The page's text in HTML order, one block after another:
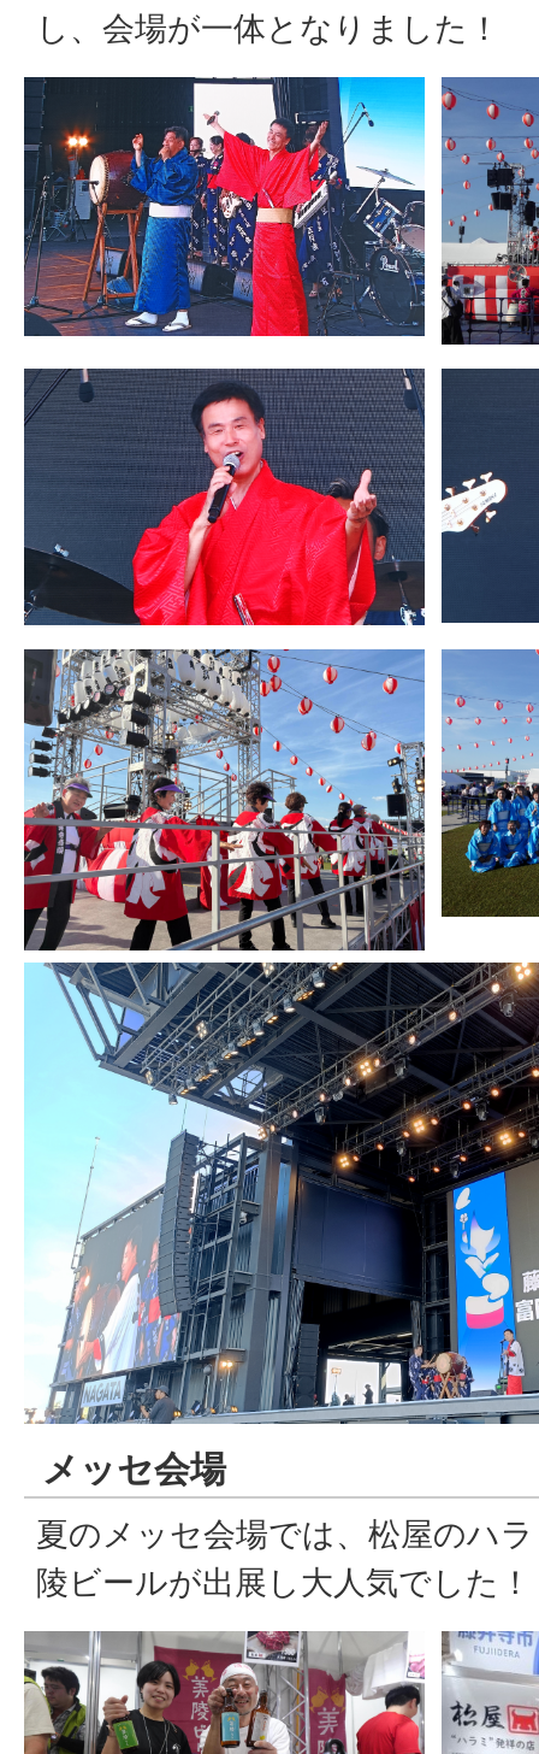
し、会場が一体となりました！
メッセ会場
夏のメッセ会場では、松屋のハ
陵ビールが出展し大人気でした！